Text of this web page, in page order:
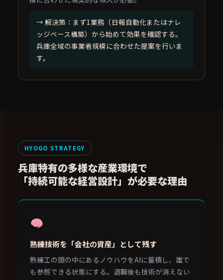
→ 解決策：まず1業務（日報自動化またはナレ
ッジベース構築）から始めて効果を確認する。
兵庫全域の事業者規模に合わせた提案を行いま
す。
HYOGO STRATEGY
兵庫特有の多様な産業環境で
「持続可能な経営設計」が必要な理由
熟練技術を「会社の資産」として残す
熟練工の頭の中にあるノウハウをAIに蓄積し、誰で
も参照できる状態にする。退職後も技術が消えない